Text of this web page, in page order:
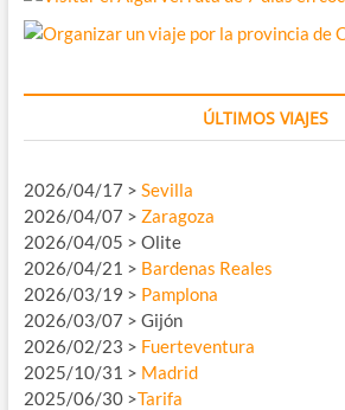
ÚLTIMOS VIAJES
2026/04/17 > Sevilla
2026/04/07 > Zaragoza
2026/04/05 > Olite
2026/04/21 > Bardenas Reales
2026/03/19 > Pamplona
2026/03/07 > Gijón
2026/02/23 > Fuerteventura
2025/10/31 > Madrid
2025/06/30 >Tarifa